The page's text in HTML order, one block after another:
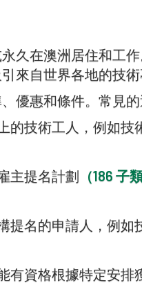
久在澳洲居住和工
來自世界各地的技術
優惠和條件。常見
的技術工人，例如技
主提名計劃 （186 子
提名的申請人，例如
資格根據特定安排